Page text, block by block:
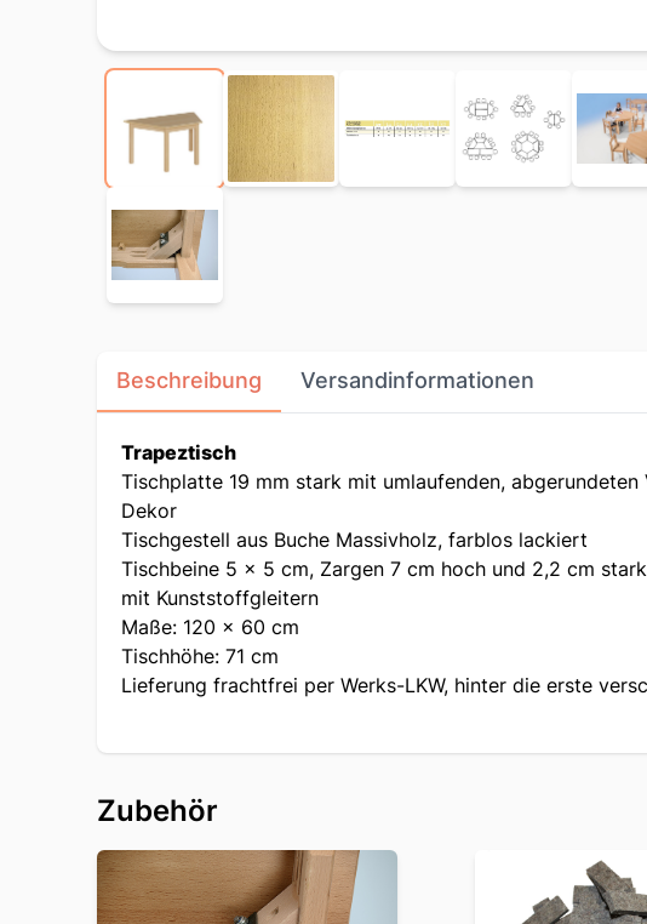
Beschreibung Versandinformationen
Trapeztisch
Tischplatte 19 mm stark mit umlaufenden,
Dekor
Tischgestell aus Buche Massivholz, farblos lackiert
Tischbeine 5 x 5 cm, Zargen 7 cm hoch und 2,2 cm stark
mit Kunststoffgleitern
Maße: 120 x 60 cm
Tischhöhe: 71 cm
Lieferung frachtfrei per Werks-LKW, hinter die erste
Zubehör